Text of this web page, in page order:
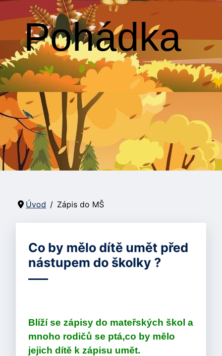
Pohádka
Úvod Zápis do MŠ
Co by mělo dítě umět před
nástupem do školky ?
Blíží se zápisy do mateřských škol a
mnoho rodičů se ptá,co by mělo
jejich dítě k zápisu umět.